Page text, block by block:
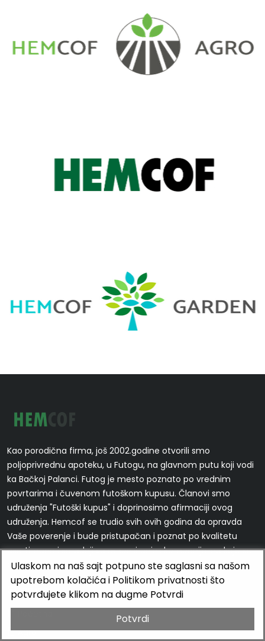
Kao porodična firma, još 2002.godine otvorili smo
poljoprivrednu apoteku, u Futogu, na glavnom putu koji vodi
ka Bačkoj Palanci. Futog je mesto poznato po vrednim
povrtarima i čuvenom futoškom kupusu. Članovi smo
udruženja "Futoški kupus" i doprinosimo afirmaciji ovog
udruženja. Hemcof se trudio svih ovih godina da opravda
Vaše poverenje i bude pristupačan i poznat po kvalitetu
asortimana i saradnji sa renomiranim kompanijama koje su
prisutne na našem tržištu, a i šire!
Stranice
Agro
Ulaskom na naš sajt potpuno ste saglasni sa našom
upotrebom kolačića i Politikom privatnosti što
potvrđujete klikom na dugme Potvrdi
Potvrdi